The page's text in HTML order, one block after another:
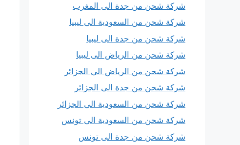
شركة شحن من جدة الى المغرب
شركة شحن من السعودية الى ليبيا
شركة شحن من جدة الى ليبيا
شركة شحن من الرياض الى ليبيا
شركة شحن من الرياض الى الجزائر
شركة شحن من جدة الى الجزائر
شركة شحن من السعودية الى الجزائر
شركة شحن من السعودية الى تونس
شركة شحن من جدة الى تونس